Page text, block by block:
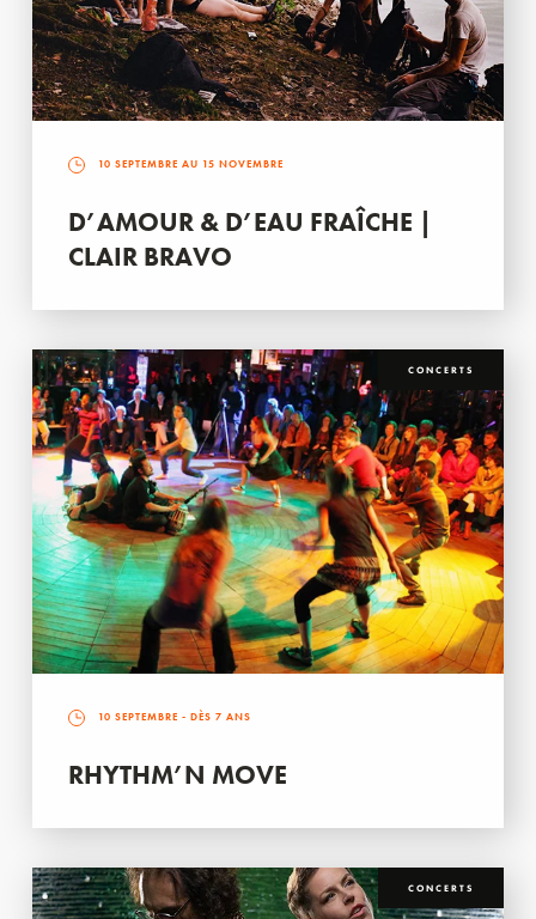
10 SEPTEMBRE AU 15 NOVEMBRE
D’AMOUR & D’EAU FRAÎCHE |
CLAIR BRAVO
CONCERTS
10 SEPTEMBRE - DÈS 7 ANS
RHYTHM’N MOVE
CONCERTS